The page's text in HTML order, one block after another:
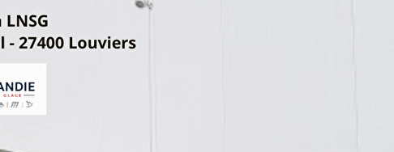
Exporter les lignes sélectionnées
Exporter toutes les colonnes
Exporter uniquement les colonnes affichées
Menu
<